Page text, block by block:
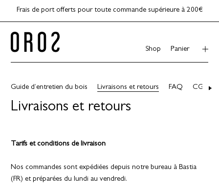
Frais de port offerts pour toute commande supérieure à 200€
Shop Panier
Guide d’entretien du bois Livraisons et retours FAQ CGV
Livraisons et retours
Tarifs et conditions de livraison
Nos commandes sont expédiées depuis notre bureau à Bastia
(FR) et préparées du lundi au vendredi.